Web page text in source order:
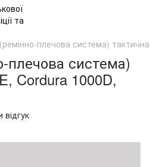
плечова система)
плечова система)
Cordura 1000D,